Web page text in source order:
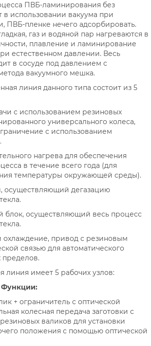
ПВБ-ламинирования без
в использовании вакуума при
ПВБ-пленке нечего адсорбировать.
газ и водяной пар нагреваются в
плавление и ламинирование
естественном давлении. Весь
в сосуде под давлением с
вакуумного мешка.
линия данного типа состоит из 5
с использованием резиновых
универсального колеса,
с использованием
нагрева для обеспечения
в течение всего года (для
температуры окружающей среды).
осуществляющий дегазацию
осуществляющий весь процесс
охлаждение, привод с резиновым
связью для автоматического
пределов.
линия имеет 5 рабочих узлов:
Функции:
+ ограничитель с оптической
колесная передача заготовки с
валиков для установки
положения с помощью оптической